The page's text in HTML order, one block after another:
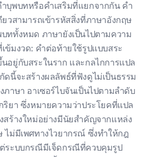
บุพบทหรือคําเสริมที่แยกจากกัน คํา
ยวสามารถเข้ารหัสสิ่งที่ภาษาอังกฤษ
ททั้งหมด ภาษายังเป็นไปตามความ
ข้มงวด: คําต่อท้ายใช้รูปแบบสระ
อยู่กับสระในราก และกลไกการแปล
ดนี้จะสร้างผลลัพธ์ที่ฟังดูไม่เป็นธรรม
ภาษา อาเซอร์ไบจันเป็นไปตามลําดับ
ยา ซึ่งหมายความว่าประโยคที่แปล
สร้างใหม่อย่างมีนัยสําคัญจากแหล่ง
ไม่มีเพศทางไวยากรณ์ ซึ่งทําให้กฎ
ระบบกรณีมีเจ็ดกรณีที่ควบคุมรูป